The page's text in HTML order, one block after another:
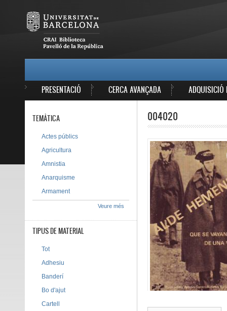
PRESENTACIÓ CERCA AVANÇADA ADQUISICIÓ
004020
TEMÀTICA
Actes públics
Agricultura
Amnistia
Anarquisme
Armament
Veure més
TIPUS DE MATERIAL
Tot
Adhesiu
Banderí
Bo d'ajut
Cartell